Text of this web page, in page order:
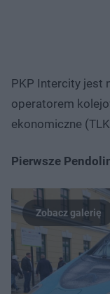
PKP Intercity jest
operatorem
ekonomiczne
Pierwsze